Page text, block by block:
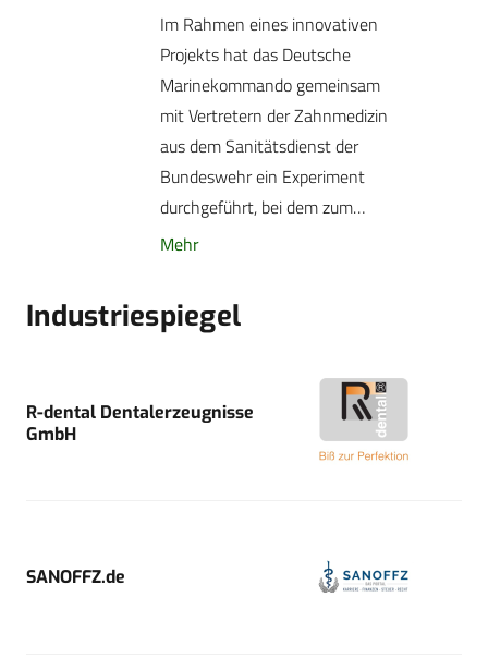
Im Rahmen eines innovativen
Projekts hat das Deutsche
Marinekommando gemeinsam
mit Vertretern der Zahnmedizin
aus dem Sanitätsdienst der
Bundeswehr ein Experiment
durchgeführt, bei dem zum…
Mehr
Industriespiegel
R-dental Dentalerzeugnisse
GmbH
SANOFFZ.de